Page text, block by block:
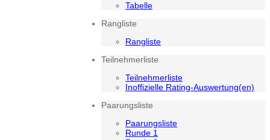
Tabelle
Rangliste
Rangliste
Teilnehmerliste
Teilnehmerliste
Inoffizielle Rating-Auswertung(en)
Paarungsliste
Paarungsliste
Runde 1